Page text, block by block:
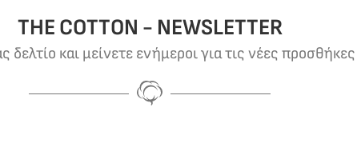
THE COTTON - NEWSLETTER
και μείνετε ενήμεροι για τις νέες